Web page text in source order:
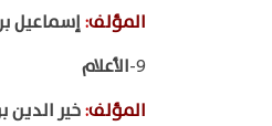
المؤلف:إسماعيل
9- الأعلام
المؤلف:خير